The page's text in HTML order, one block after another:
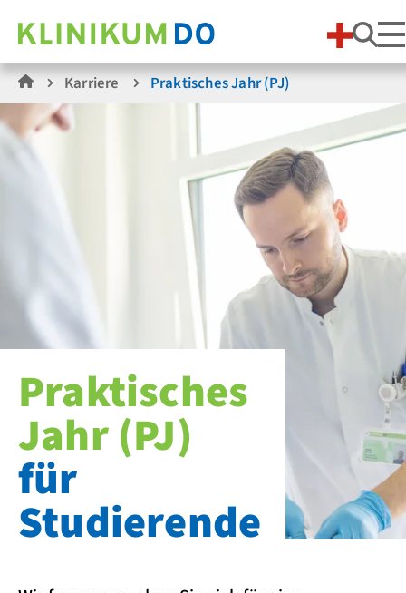
Karriere Praktisches Jahr (PJ)
Praktisches
Jahr (PJ)
für
Studierende